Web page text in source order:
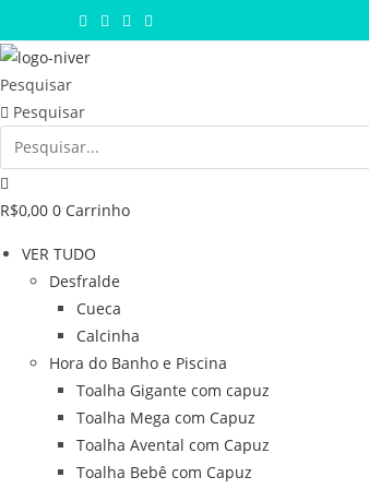
para
o
conteúdo
Pesquisar
Pesquisar
R$0,00 0 Carrinho
VER TUDO
Desfralde
Cueca
Calcinha
Hora do Banho e Piscina
Toalha Gigante com capuz
Toalha Mega com Capuz
Toalha Avental com Capuz
Toalha Bebê com Capuz